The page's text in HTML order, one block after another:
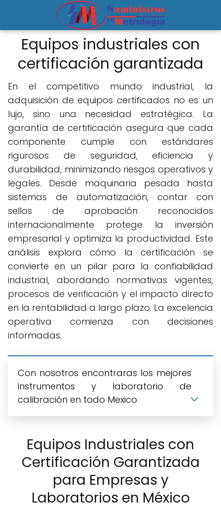
Equipos industriales con
certificación garantizada
En el competitivo mundo industrial, la
adquisición de equipos certificados no es un
lujo, sino una necesidad estratégica. La
garantía de certificación asegura que cada
componente cumple con estándares
rigurosos de seguridad, eficiencia y
durabilidad, minimizando riesgos operativos y
legales. Desde maquinaria pesada hasta
sistemas de automatización, contar con
sellos de aprobación reconocidos
internacionalmente protege la inversión
empresarial y optimiza la productividad. Este
análisis explora cómo la certificación se
convierte en un pilar para la confiabilidad
industrial, abordando normativas vigentes,
procesos de verificación y el impacto directo
en la rentabilidad a largo plazo. La excelencia
operativa comienza con decisiones
informadas.
Con nosotros encontraras los mejores
instrumentos y laboratorio de
calibración en todo Mexico
Equipos Industriales con
Certificación Garantizada
para Empresas y
Laboratorios en México